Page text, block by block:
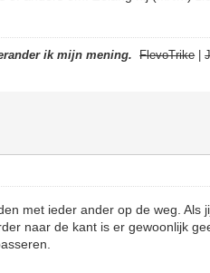
ik mijn mening. FlevoTrike|
met ieder ander op de weg. Als
naar de kant is er gewoonlijk